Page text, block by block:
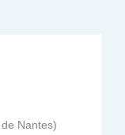
Nantes)